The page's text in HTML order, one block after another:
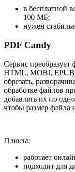
в бесплатной
100 МБ;
нужен
PDF Candy
Сервис
HTML, MOBI, EPUB,
обрезать,
обработке файлов
добавлять их по
чтобы размер файла
Плюсы:
работает
подходит для